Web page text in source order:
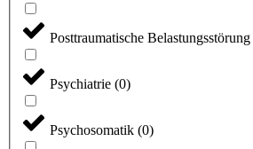
Posttraumatische Belastungsstörung
Psychiatrie (0)
Psychosomatik (0)